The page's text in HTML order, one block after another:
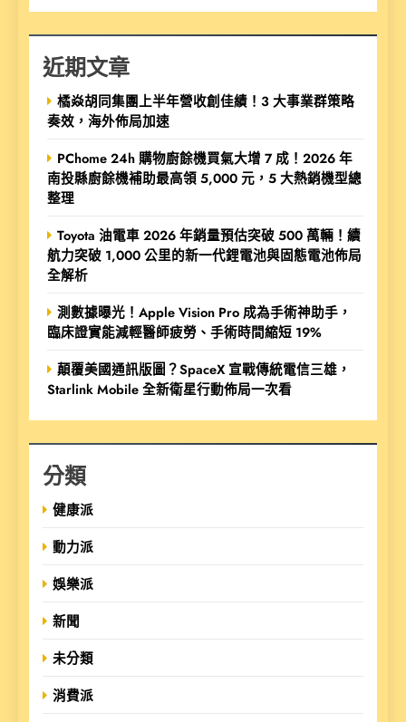
近期文章
橘焱胡同集團上半年營收創佳績！3 大事業群策略
奏效，海外佈局加速
PChome 24h 購物廚餘機買氣大增 7 成！2026 年
南投縣廚餘機補助最高領 5,000 元，5 大熱銷機型總
整理
Toyota 油電車 2026 年銷量預估突破 500 萬輛！續
航力突破 1,000 公里的新一代鋰電池與固態電池佈局
全解析
測數據曝光！Apple Vision Pro 成為手術神助手，
臨床證實能減輕醫師疲勞、手術時間縮短 19%
顛覆美國通訊版圖？SpaceX 宣戰傳統電信三雄，
Starlink Mobile 全新衛星行動佈局一次看
分類
健康派
動力派
娛樂派
新聞
未分類
消費派